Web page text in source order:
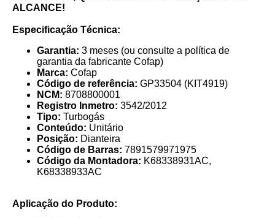
ALCANCE!
Especificação Técnica:
Garantia: 3 meses (ou consulte a política de
garantia da fabricante Cofap)
Marca: Cofap
Código de referência: GP33504 (KIT4919)
NCM: 8708800001
Registro Inmetro: 3542/2012
Tipo: Turbogás
Conteúdo: Unitário
Posição: Dianteira
Código de Barras: 7891579971975
Código da Montadora: K68338931AC,
K68338933AC
Aplicação do Produto: